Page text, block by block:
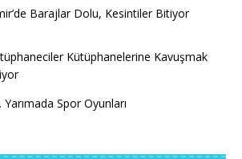
Barajlar Dolu, Kesintiler Bitiyor
Kütüphanelerine Kavuşmak
Yarımada Spor Oyunları